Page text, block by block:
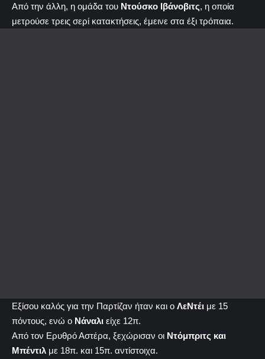
Από την άλλη, η ομάδα του Ντούσκο Ιβάνοβιτς, η οποία
μετρούσε τρεις σερί κατακτήσεις, έμεινε στα έξι τρόπαια.
Εξίσου καλός για την Παρτίζαν ήταν και ο ΛεΝτέι με 15
πόντους, ενώ ο Νάναλι είχε 12π.
Από τον Ερυθρό Αστέρα, ξεχώρισαν οι Ντόμπριτς και
Μπέντιλ με 18π. και 15π. αντίστοιχα.